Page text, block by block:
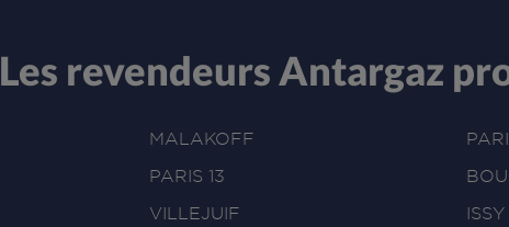
Les revendeurs Antargaz
MALAKOFF
PARIS 13
VILLEJUIF